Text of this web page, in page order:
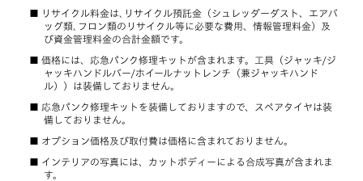
リサイクル料金は､リサイクル預託金（シュレッダーダスト、エアバ
ッグ類､フロン類のリサイクル等に必要な費用、情報管理料金）及
び資金管理料金の合計金額です。
価格には、応急パンク修理キットが含まれます。工具（ジャッキ/ジ
ャッキハンドルバー/ホイールナットレンチ（兼ジャッキハンド
ル））は装備しておりません。
応急パンク修理キットを装備しておりますので、スペアタイヤは装
備しておりません。
オプション価格及び取付費は価格に含まれておりません。
インテリアの写真には、カットボディーによる合成写真が含まれま
す。